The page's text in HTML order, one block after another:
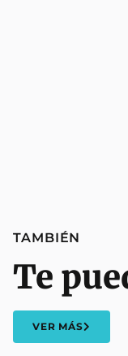
TAMBIÉN
Te
VER MÁS